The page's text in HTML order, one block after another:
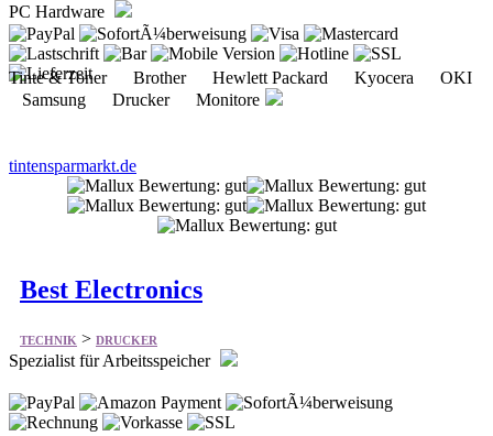
PC Hardware
Tinte & Toner Brother Hewlett Packard Kyocera OKI
Samsung Drucker Monitore
tintensparmarkt.de
Best Electronics
TECHNIK > DRUCKER
Spezialist für Arbeitsspeicher